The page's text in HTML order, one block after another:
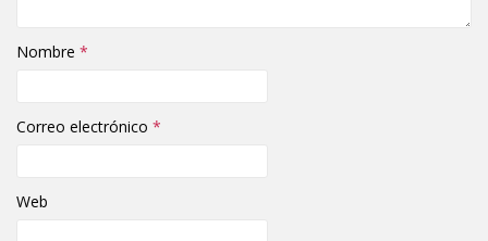
Nombre *
Correo electrónico *
Web